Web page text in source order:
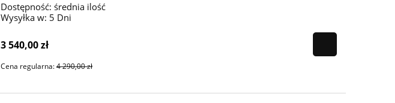
Dostępność: średnia ilość
Wysyłka w: 5 Dni
3 540,00 zł
Cena regularna:4 290,00 zł